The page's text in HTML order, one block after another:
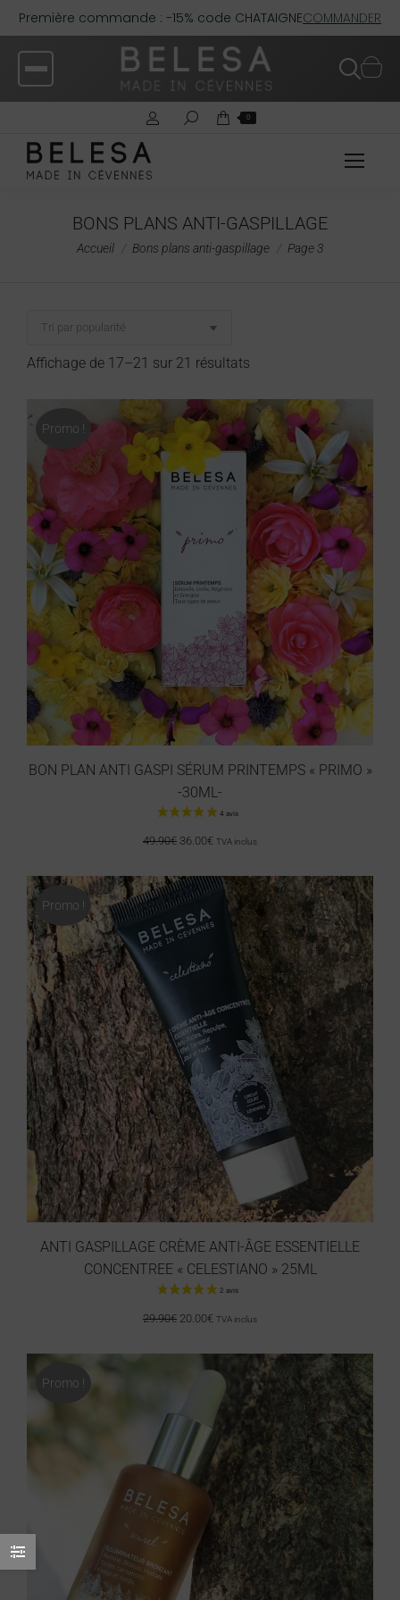
Première commande : -15% code CHATAIGNECOMMANDER
0
BONS PLANS ANTI-GASPILLAGE
Vous êtes ici :
Accueil Bons plans anti-gaspillage Page 3
Affichage de 17–21 sur 21 résultats
Promo !
BON PLAN ANTI GASPI SÉRUM PRINTEMPS « PRIMO »
-30ML-
49.90€ 36.00€ TVA inclus
Promo !
ANTI GASPILLAGE CRÈME ANTI-ÂGE ESSENTIELLE
CONCENTREE « CELESTIANO » 25ML
29.90€ 20.00€ TVA inclus
Promo !